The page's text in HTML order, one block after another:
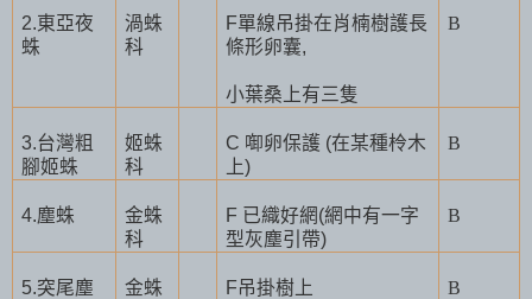
2.東亞夜
蛛
渦蛛
科
F單線吊掛在肖楠樹護長
條形卵囊,
小葉桑上有三隻
B
3.台灣粗
腳姬蛛
姬蛛
科
C 啣卵保護 (在某種柃木
上)
B
4.塵蛛
金蛛
科
F 已織好網(網中有一字
型灰塵引帶)
B
5.突尾塵
金蛛
F吊掛樹上 B